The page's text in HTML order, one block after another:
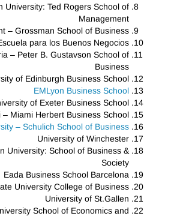
University: Ted Rogers School of
Management
– Grossman School of Business
para los Buenos Negocios
– Peter B. Gustavson School of
Business
of Edinburgh Business School
EMLyon Business School
of Exeter Business School
– Miami Herbert Business School
– Schulich School of Business
University of Winchester
University: School of Business &
Society
Eada Business School Barcelona
University College of Business
University of St.Gallen
School of Economics and